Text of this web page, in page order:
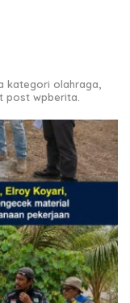
kategori olahraga,
post wpberita.